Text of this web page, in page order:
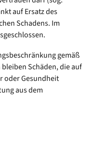
auf Ersatz des
Schadens. Im
gemäß
Schäden, die auf
oder Gesundheit
aus dem